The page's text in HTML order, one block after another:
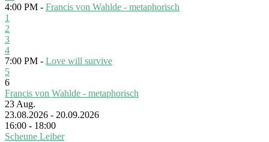
4:00 PM - Francis von Wahlde - metaphorisch
1
2
3
4
7:00 PM - Love will survive
5
6
Francis von Wahlde - metaphorisch
23 Aug.
23.08.2026 - 20.09.2026
16:00 - 18:00
Scheune Leiber